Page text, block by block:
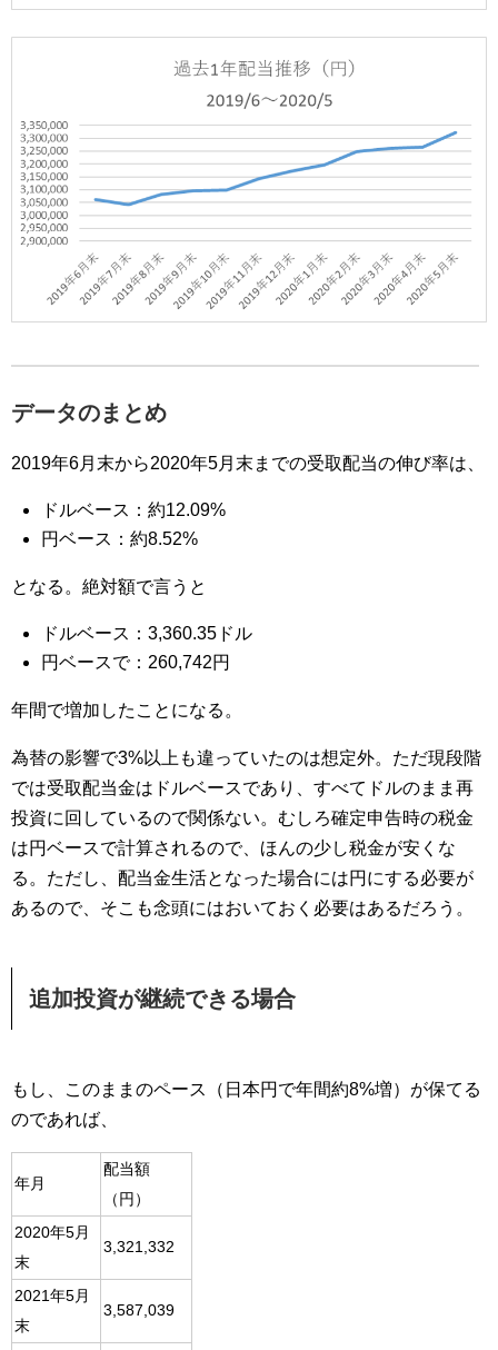
データのまとめ
2019年6月末から2020年5月末までの受取配当の伸び率は、
ドルベース：約12.09%
円ベース：約8.52%
となる。絶対額で言うと
ドルベース：3,360.35ドル
円ベースで：260,742円
年間で増加したことになる。
為替の影響で3%以上も違っていたのは想定外。ただ現段階
では受取配当金はドルベースであり、すべてドルのまま再
投資に回しているので関係ない。むしろ確定申告時の税金
は円ベースで計算されるので、ほんの少し税金が安くな
る。ただし、配当金生活となった場合には円にする必要が
あるので、そこも念頭にはおいておく必要はあるだろう。
追加投資が継続できる場合
もし、このままのペース（日本円で年間約8%増）が保てる
のであれば、
年月
配当額
（円）
2020年5月
末
3,321,332
2021年5月
末
3,587,039